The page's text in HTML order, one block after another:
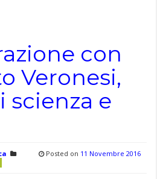
con
Veronesi,
scienza e
Posted on 11 Novembre 2016